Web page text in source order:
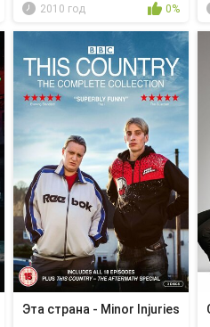
2010 год 0%
Эта страна - Minor Injuries